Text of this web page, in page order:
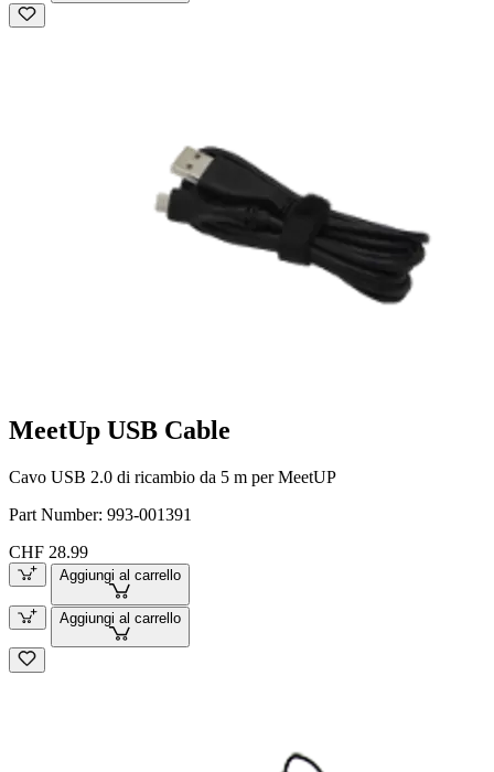
MeetUp USB Cable
Cavo USB 2.0 di ricambio da 5 m per MeetUP
Part Number: 993-001391
CHF 28.99
Aggiungi al carrello
Aggiungi al carrello